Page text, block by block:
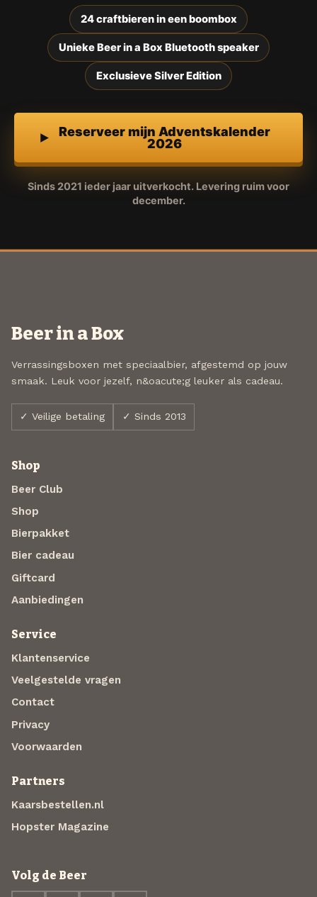
24 craftbieren in een boombox
Unieke Beer in a Box Bluetooth speaker
Exclusieve Silver Edition
Reserveer mijn Adventskalender
2026
Sinds 2021 ieder jaar uitverkocht. Levering ruim voor
december.
Beer in a Box
Verrassingsboxen met speciaalbier, afgestemd op jouw
smaak. Leuk voor jezelf, n&oacute;g leuker als cadeau.
✓ Veilige betaling ✓ Sinds 2013
Shop
Beer Club
Shop
Bierpakket
Bier cadeau
Giftcard
Aanbiedingen
Service
Klantenservice
Veelgestelde vragen
Contact
Privacy
Voorwaarden
Partners
Kaarsbestellen.nl
Hopster Magazine
Volg de Beer